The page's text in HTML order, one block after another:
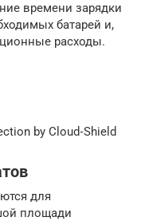
времени зарядки
батарей и,
расходы.
by Cloud‑Shield
для
площади